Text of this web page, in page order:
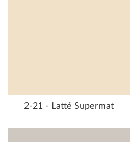
2-21 - Latté Supermat